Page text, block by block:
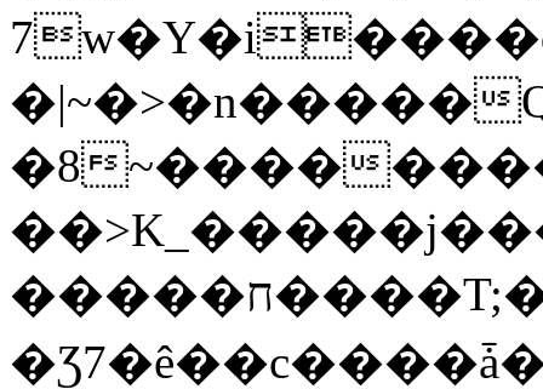
�|~�>�n�����
�8~����
�����ח����T;�uU�w��oovW�N�\�v�̓��N��6xz��z^��s�;